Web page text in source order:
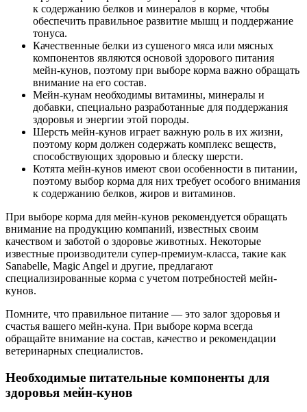
к содержанию белков и минералов в корме, чтобы
обеспечить правильное развитие мышц и поддержание
тонуса.
Качественные белки из сушеного мяса или мясных
компонентов являются основой здорового питания
мейн-кунов, поэтому при выборе корма важно обращать
внимание на его состав.
Мейн-кунам необходимы витамины, минералы и
добавки, специально разработанные для поддержания
здоровья и энергии этой породы.
Шерсть мейн-кунов играет важную роль в их жизни,
поэтому корм должен содержать комплекс веществ,
способствующих здоровью и блеску шерсти.
Котята мейн-кунов имеют свои особенности в питании,
поэтому выбор корма для них требует особого внимания
к содержанию белков, жиров и витаминов.
При выборе корма для мейн-кунов рекомендуется обращать
внимание на продукцию компаний, известных своим
качеством и заботой о здоровье животных. Некоторые
известные производители супер-премиум-класса, такие как
Sanabelle, Magic Angel и другие, предлагают
специализированные корма с учетом потребностей мейн-
кунов.
Помните, что правильное питание — это залог здоровья и
счастья вашего мейн-кунa. При выборе корма всегда
обращайте внимание на состав, качество и рекомендации
ветеринарных специалистов.
Необходимые питательные компоненты для
здоровья мейн-кунов